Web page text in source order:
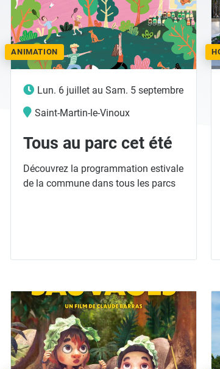
ANIMATION
Lun. 6 juillet auSam. 5 septembre
Saint-Martin-le-Vinoux
Tous au parc cet été
Découvrez la programmation estivale
de la commune dans tous les parcs